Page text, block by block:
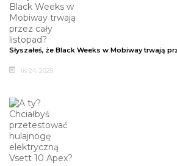
Słyszałeś, że Black Weeks w Mobiway trwają
lis 24, 2025